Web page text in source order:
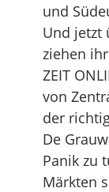
und
Und jetzt
ziehen
ZEIT
von
der
De
Panik zu
Märkten